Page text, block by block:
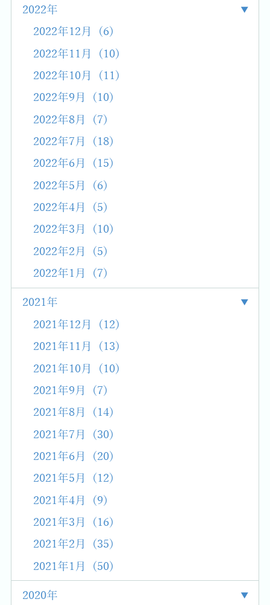
2022年
2022年12月 (6)
2022年11月 (10)
2022年10月 (11)
2022年9月 (10)
2022年8月 (7)
2022年7月 (18)
2022年6月 (15)
2022年5月 (6)
2022年4月 (5)
2022年3月 (10)
2022年2月 (5)
2022年1月 (7)
2021年
2021年12月 (12)
2021年11月 (13)
2021年10月 (10)
2021年9月 (7)
2021年8月 (14)
2021年7月 (30)
2021年6月 (20)
2021年5月 (12)
2021年4月 (9)
2021年3月 (16)
2021年2月 (35)
2021年1月 (50)
2020年